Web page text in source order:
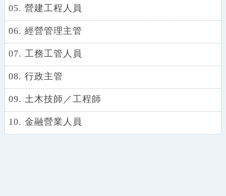
05. 營建工程人員
06. 經營管理主管
07. 工務工管人員
08. 行政主管
09. 土木技師／工程師
10. 金融營業人員